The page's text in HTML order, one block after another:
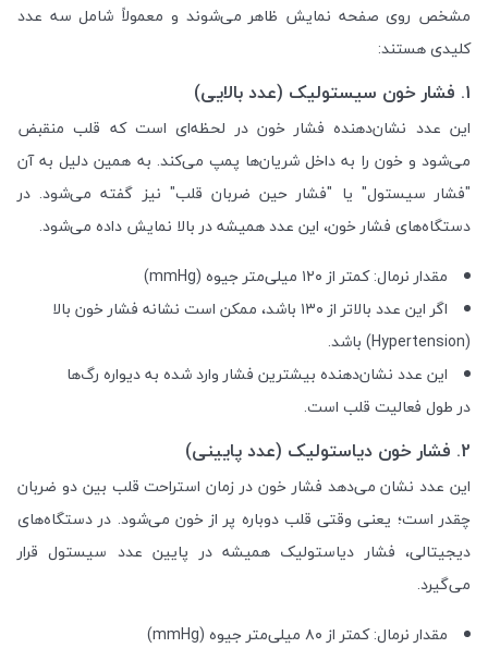
مشخص روی صفحه نمایش ظاهر می‌شوند و معمولاً شامل سه عدد
کلیدی هستند:
1. فشار خون سیستولیک (عدد بالایی)
این عدد نشان‌دهنده فشار خون در لحظه‌ای است که قلب منقبض
می‌شود و خون را به داخل شریان‌ها پمپ می‌کند. به همین دلیل به آن
"فشار سیستول" یا "فشار حین ضربان قلب" نیز گفته می‌شود. در
دستگاه‌های فشار خون، این عدد همیشه در بالا نمایش داده می‌شود.
مقدار نرمال: کمتر از ۱۲۰ میلی‌متر جیوه (mmHg)
اگر این عدد بالاتر از ۱۳۰ باشد، ممکن است نشانه فشار خون بالا
(Hypertension) باشد.
این عدد نشان‌دهنده بیشترین فشار وارد شده به دیواره رگ‌ها
در طول فعالیت قلب است.
2. فشار خون دیاستولیک (عدد پایینی)
این عدد نشان می‌دهد فشار خون در زمان استراحت قلب بین دو ضربان
چقدر است؛ یعنی وقتی قلب دوباره پر از خون می‌شود. در دستگاه‌های
دیجیتالی، فشار دیاستولیک همیشه در پایین عدد سیستول قرار
می‌گیرد.
مقدار نرمال: کمتر از ۸۰ میلی‌متر جیوه (mmHg)